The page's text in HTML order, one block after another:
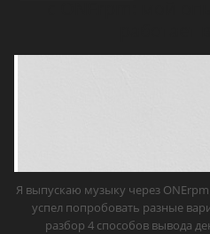
Я выпускаю музыку через
успел попробовать разные
разбор 4 способов вывода